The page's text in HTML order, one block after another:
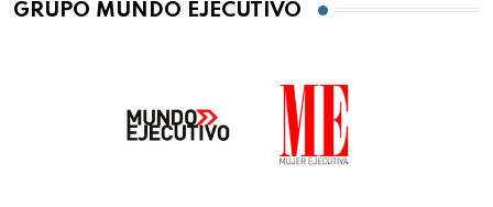
GRUPO MUNDO EJECUTIVO